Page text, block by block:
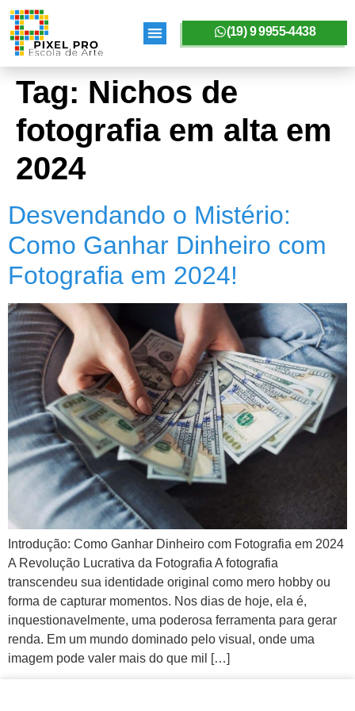
(19) 9 9955-4438
Tag: Nichos de
fotografia em alta em
2024
Desvendando o Mistério:
Como Ganhar Dinheiro com
Fotografia em 2024!
Introdução: Como Ganhar Dinheiro com Fotografia em 2024
A Revolução Lucrativa da Fotografia A fotografia
transcendeu sua identidade original como mero hobby ou
forma de capturar momentos. Nos dias de hoje, ela é,
inquestionavelmente, uma poderosa ferramenta para gerar
renda. Em um mundo dominado pelo visual, onde uma
imagem pode valer mais do que mil […]